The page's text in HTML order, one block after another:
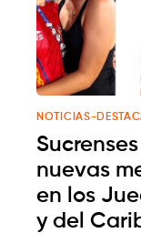
NOTICIAS-
nuevas
en los
y del